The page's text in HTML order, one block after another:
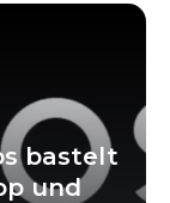
bastelt
und